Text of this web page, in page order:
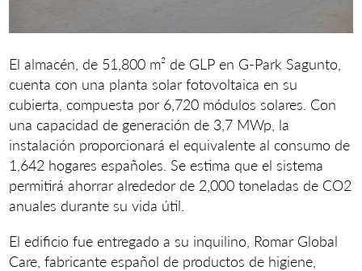
El almacén, de 51,800 m² de GLP en G-Park Sagunto,
cuenta con una planta solar fotovoltaica en su
cubierta, compuesta por 6,720 módulos solares. Con
una capacidad de generación de 3,7 MWp, la
instalación proporcionará el equivalente al consumo de
1,642 hogares españoles. Se estima que el sistema
permitirá ahorrar alrededor de 2,000 toneladas de CO2
anuales durante su vida útil.
El edificio fue entregado a su inquilino, Romar Global
Care, fabricante español de productos de higiene,